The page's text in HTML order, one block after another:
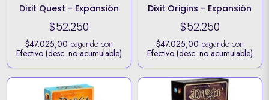
Dixit Quest - Expansión
$52.250
$47.025,00 pagando con
Efectivo (desc. no acumulable)
Dixit Origins - Expansión
$52.250
$47.025,00 pagando con
Efectivo (desc. no acumulable)